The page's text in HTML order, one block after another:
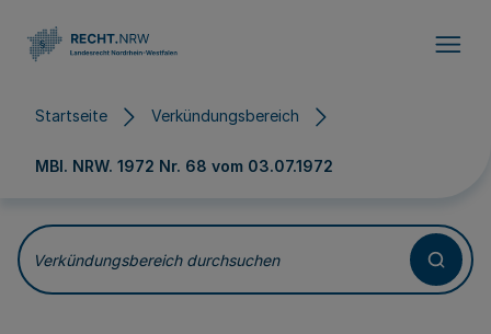
Startseite Verkündungsbereich
MBl. NRW. 1972 Nr. 68 vom 03.07.1972
Verkündungsbereich durchsuchen